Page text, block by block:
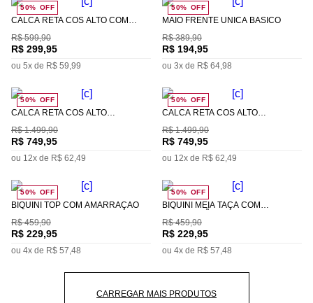
50% OFF
CALCA RETA CÓS ALTO COM
R$ 599,90
R$ 299,95
ou 5x de R$ 59,99
50% OFF
MAIO FRENTE ÚNICA BÁSICO
R$ 389,90
R$ 194,95
ou 3x de R$ 64,98
50% OFF
CALCA RETA CÓS ALTO
R$ 1.499,90
R$ 749,95
ou 12x de R$ 62,49
50% OFF
CALCA RETA CÓS ALTO
R$ 1.499,90
R$ 749,95
ou 12x de R$ 62,49
50% OFF
BIQUINI TOP COM AMARRAÇÃO
R$ 459,90
R$ 229,95
ou 4x de R$ 57,48
50% OFF
BIQUINI MEIA TAÇA COM
R$ 459,90
R$ 229,95
ou 4x de R$ 57,48